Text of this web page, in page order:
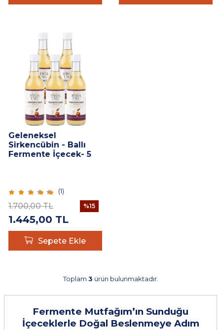
Geleneksel
Sirkencübin - Ballı
Fermente İçecek- 5
1.700,00TL
1.445,00 TL
%15
Sepete Ekle
(1)
Toplam 3 ürün bulunmaktadır.
Fermente Mutfağım’ın Sunduğu
İçeceklerle Doğal Beslenmeye Adım